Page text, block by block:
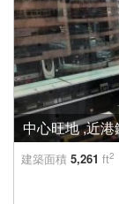
中心旺地 ,近
建築面積 5,261 ft2